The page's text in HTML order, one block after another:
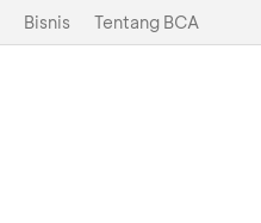
Bisnis Tentang BCA